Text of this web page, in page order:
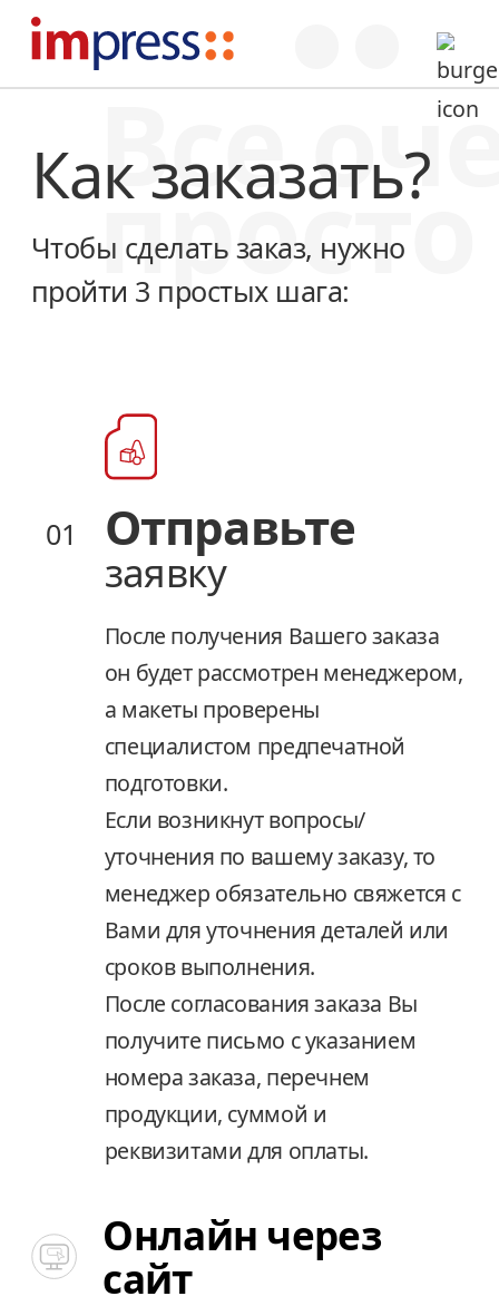
Все
просто
Как заказать?
Чтобы сделать заказ, нужно
пройти 3 простых шага:
Отправьте
заявку
01
После получения Вашего заказа
он будет рассмотрен менеджером,
а макеты проверены
специалистом предпечатной
подготовки.
Если возникнут вопросы/
уточнения по вашему заказу, то
менеджер обязательно свяжется с
Вами для уточнения деталей или
сроков выполнения.
После согласования заказа Вы
получите письмо с указанием
номера заказа, перечнем
продукции, суммой и
реквизитами для оплаты.
Онлайн через
сайт
Отправьте
заявку
01
После получения Вашего заказа
он будет рассмотрен менеджером,
а макеты проверены
специалистом предпечатной
подготовки.
Если возникнут вопросы/
уточнения по вашему заказу, то
менеджер обязательно свяжется с
Вами для уточнения деталей или
сроков выполнения.
После согласования заказа Вы
получите письмо с указанием
номера заказа, перечнем
продукции, суммой и
реквизитами для оплаты.
Онлайн через
сайт